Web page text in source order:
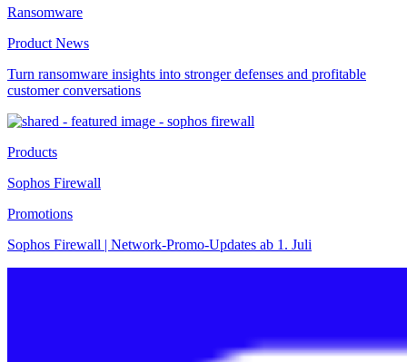
Ransomware
Product News
Turn ransomware insights into stronger defenses and profitable
customer conversations
Products
Sophos Firewall
Promotions
Sophos Firewall | Network-Promo-Updates ab 1. Juli